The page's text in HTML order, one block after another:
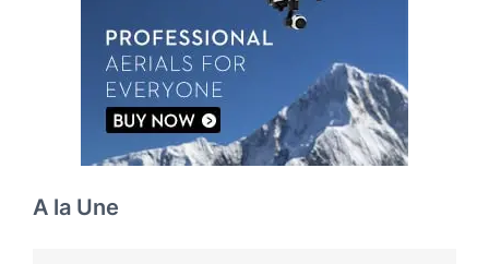
A la Une